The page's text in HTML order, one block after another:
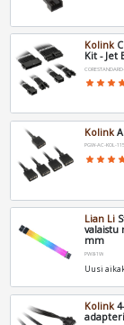
Kolink
Kit - Jet
star star star
Kolink
PGW-AC-KOL-115
star star star
Lian Li
valaistu
mm
PW8-1W
Uusi
Kolink